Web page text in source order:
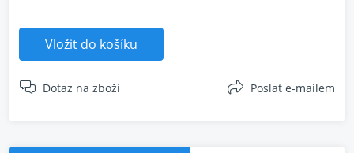
Vložit do košíku
Dotaz na zboží Poslat e-mailem